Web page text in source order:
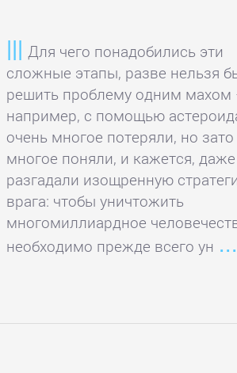
Для чего понадобились эти
сложные этапы, разве нельзя
решить проблему одним махом
например, с помощью
очень многое потеряли, но зато
многое поняли, и кажется, даже
разгадали изощренную
врага: чтобы уничтожить
многомиллиардное
необходимо прежде всего ун